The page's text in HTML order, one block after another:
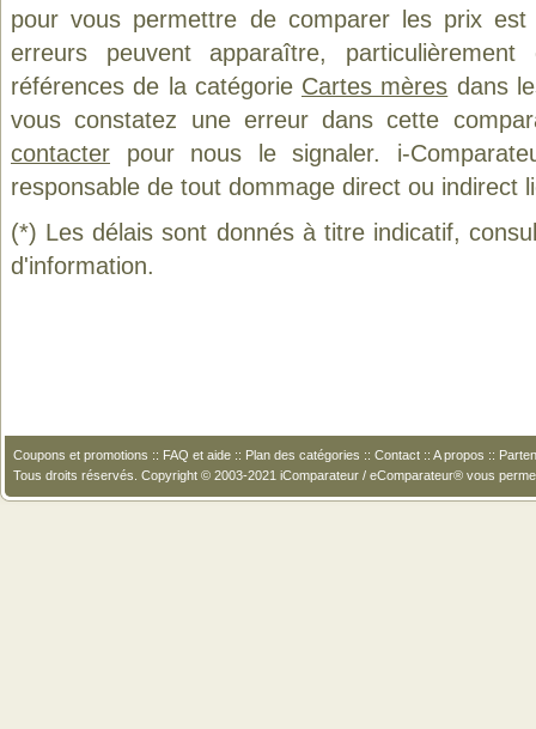
pour vous permettre de comparer les prix
erreurs peuvent apparaître,
références de la catégorie Cartes mères dans
vous constatez une erreur dans cette
contacter pour nous le signaler. i-
responsable de tout dommage direct ou indirect
(*) Les délais sont donnés à titre indicatif,
d'information.
Coupons et promotions :: FAQ et aide :: Plan des catégories :: Contact :: A propos ::
Tous droits réservés. Copyright © 2003-2021 iComparateur / eComparateur® vous